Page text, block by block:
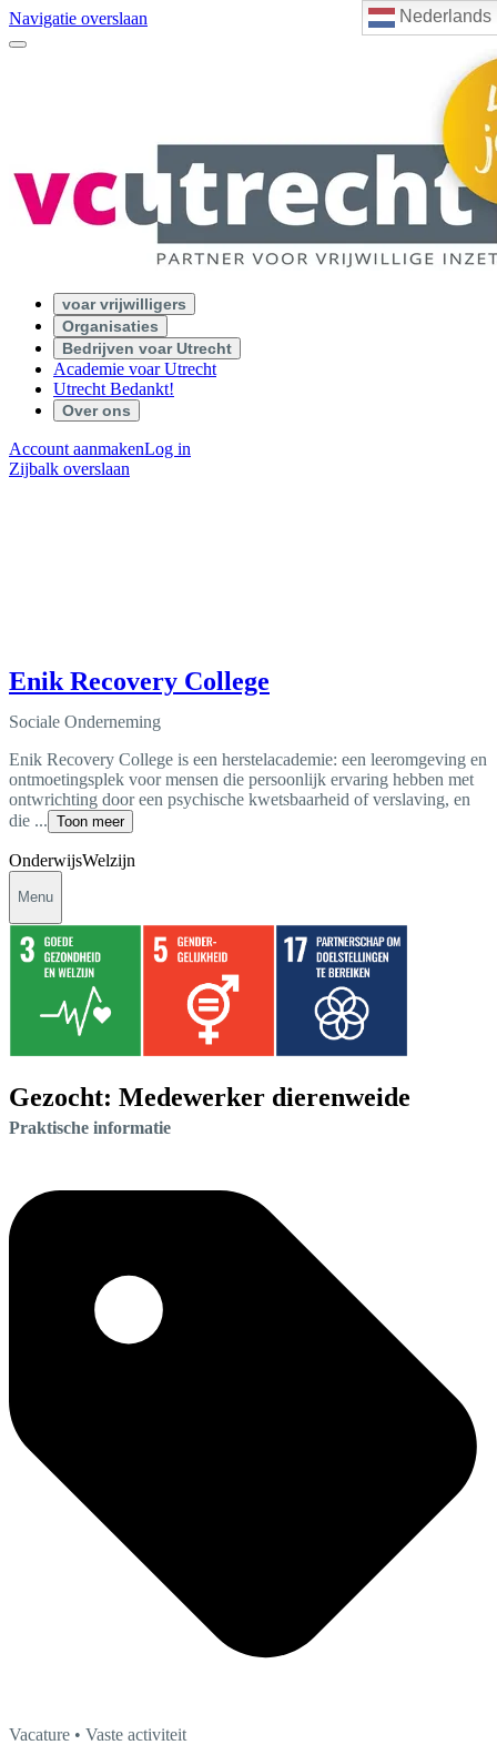
Nederlands
Navigatie overslaan
voar vrijwilligers
Organisaties
Bedrijven voar Utrecht
Academie voar Utrecht
Utrecht Bedankt!
Over ons
Account aanmakenLog in
Zijbalk overslaan
Enik Recovery College
Sociale Onderneming
Enik Recovery College is een herstelacademie: een leeromgeving en
ontmoetingsplek voor mensen die persoonlijk ervaring hebben met
ontwrichting door een psychische kwetsbaarheid of verslaving, en
die ... Toon meer
OnderwijsWelzijn
Menu
Gezocht: Medewerker dierenweide
Praktische informatie
Vacature • Vaste activiteit